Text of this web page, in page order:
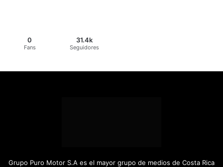
0
Fans
31.4k
Seguidores
Grupo Puro Motor S.A es el mayor grupo de medios de Costa Rica